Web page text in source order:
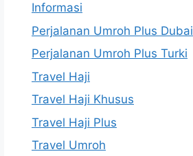
Informasi
Perjalanan Umroh Plus Dubai
Perjalanan Umroh Plus Turki
Travel Haji
Travel Haji Khusus
Travel Haji Plus
Travel Umroh